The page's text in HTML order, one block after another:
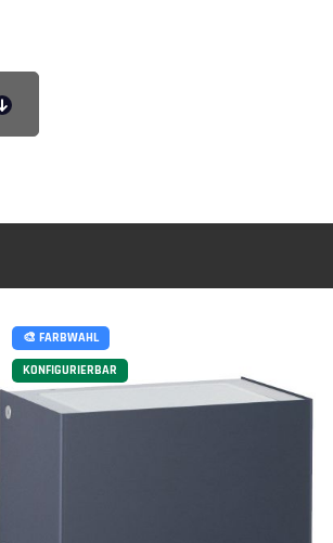
🎨 FARBWAHL
KONFIGURIERBAR